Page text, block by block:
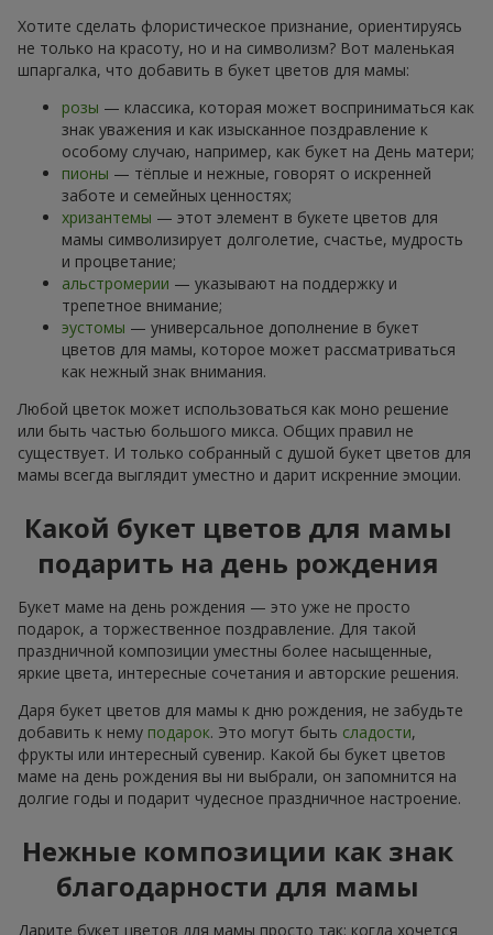
Хотите сделать флористическое признание, ориентируясь
не только на красоту, но и на символизм? Вот маленькая
шпаргалка, что добавить в букет цветов для мамы:
розы — классика, которая может восприниматься как
знак уважения и как изысканное поздравление к
особому случаю, например, как букет на День матери;
пионы — тёплые и нежные, говорят о искренней
заботе и семейных ценностях;
хризантемы — этот элемент в букете цветов для
мамы символизирует долголетие, счастье, мудрость
и процветание;
альстромерии — указывают на поддержку и
трепетное внимание;
эустомы — универсальное дополнение в букет
цветов для мамы, которое может рассматриваться
как нежный знак внимания.
Любой цветок может использоваться как моно решение
или быть частью большого микса. Общих правил не
существует. И только собранный с душой букет цветов для
мамы всегда выглядит уместно и дарит искренние эмоции.
Какой букет цветов для мамы
подарить на день рождения
Букет маме на день рождения — это уже не просто
подарок, а торжественное поздравление. Для такой
праздничной композиции уместны более насыщенные,
яркие цвета, интересные сочетания и авторские решения.
Даря букет цветов для мамы к дню рождения, не забудьте
добавить к нему подарок. Это могут быть сладости,
фрукты или интересный сувенир. Какой бы букет цветов
маме на день рождения вы ни выбрали, он запомнится на
долгие годы и подарит чудесное праздничное настроение.
Нежные композиции как знак
благодарности для мамы
Дарите букет цветов для мамы просто так: когда хочется